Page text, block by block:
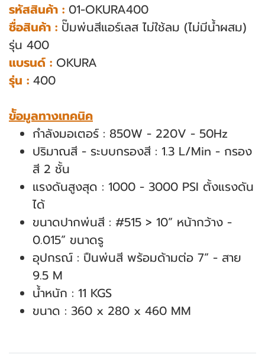
รหัสสินค้า : 01-OKURA400
ชื่อสินค้า : ปั๊มพ่นสีแอร์เลส ไม่ใช้ลม (ไม่มีน้ำผสม)
รุ่น 400
แบรนด์ : OKURA
รุ่น : 400
ข้ัอมูลทางเทคนิค
กําลังมอเตอร์ : 850W - 220V - 50Hz
ปริมาณสี - ระบบกรองสี : 1.3 L/Min - กรอง
สี 2 ชั้น
แรงดันสูงสุด : 1000 - 3000 PSI ตั้งแรงดัน
ได้
ขนาดปากพ่นสี : #515 > 10” หน้ากว้าง -
0.015” ขนาดรู
อุปกรณ์ : ปืนพ่นสี พร้อมด้ามต่อ 7” - สาย
9.5 M
น้ำหนัก : 11 KGS
ขนาด : 360 x 280 x 460 MM